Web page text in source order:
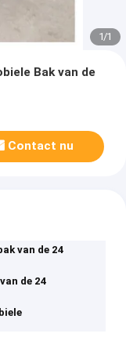
1/1
Bak van de
Contact nu
van de 24
de 24